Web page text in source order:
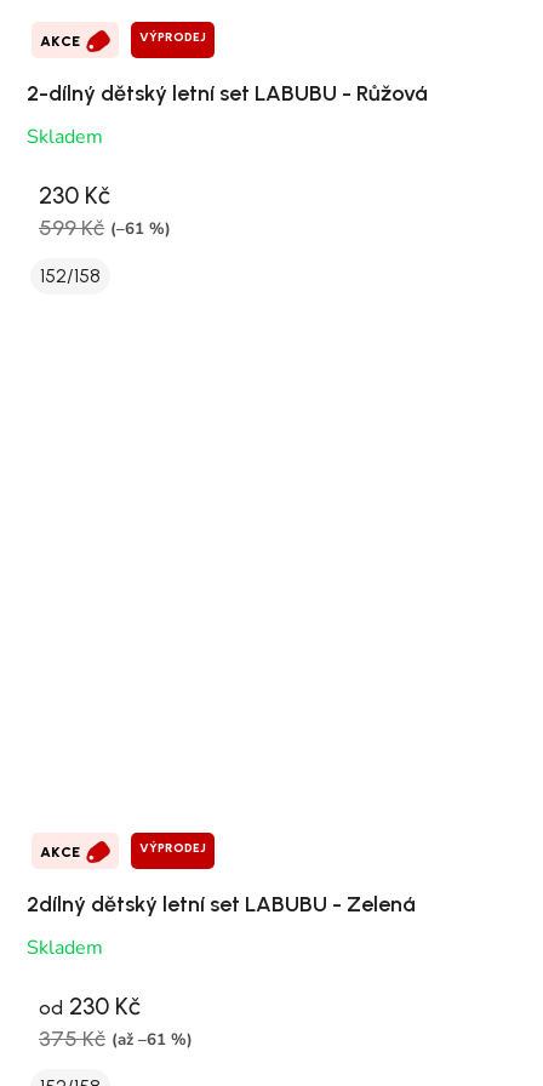
AKCE VÝPRODEJ
2-dílný dětský letní set LABUBU - Růžová
Skladem
230 Kč
599 Kč (–61 %)
152/158
AKCE VÝPRODEJ
2dílný dětský letní set LABUBU - Zelená
Skladem
od 230 Kč
375 Kč (až –61 %)